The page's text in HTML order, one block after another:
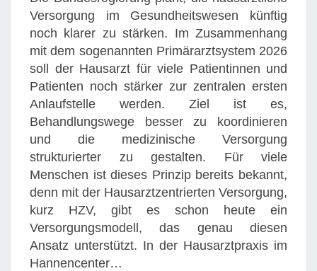
T
E
M
2
0
2
6
:
M
I
T
D
E
R
H
Versorgung im Gesundheitswesen künftig
noch klarer zu stärken. Im Zusammenhang
mit dem sogenannten Primärarztsystem 2026
soll der Hausarzt für viele Patientinnen und
Patienten noch stärker zur zentralen ersten
Anlaufstelle werden. Ziel ist es,
Behandlungswege besser zu koordinieren
und die medizinische Versorgung
strukturierter zu gestalten. Für viele
Menschen ist dieses Prinzip bereits bekannt,
denn mit der Hausarztzentrierten Versorgung,
kurz HZV, gibt es schon heute ein
Versorgungsmodell, das genau diesen
Ansatz unterstützt. In der Hausarztpraxis im
Hannencenter…